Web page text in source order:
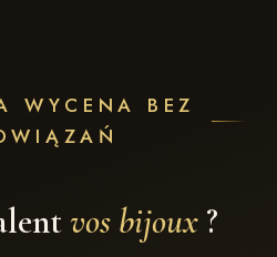
WYCENA BEZ
vos bijoux ?